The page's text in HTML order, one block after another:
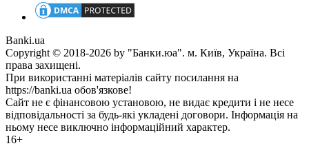
Banki.ua
Copyright © 2018-2026 by "Банки.юа". м. Київ, Україна. Всі
права захищені.
При використанні матеріалів сайту посилання на
https://banki.ua обов'язкове!
Сайт не є фінансовою установою, не видає кредити і не несе
відповідальності за будь-які укладені договори. Інформація на
ньому несе виключно інформаційний характер.
16+